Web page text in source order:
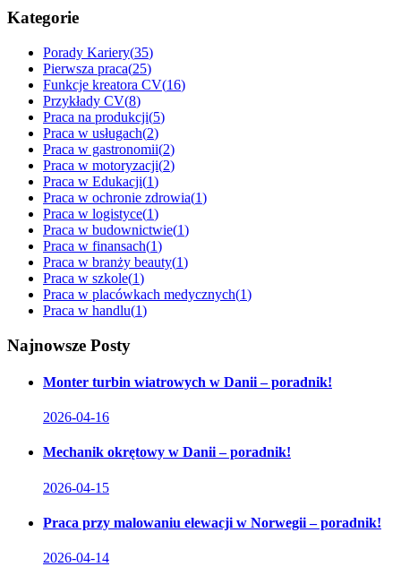
Kategorie
Porady Kariery(35)
Pierwsza praca(25)
Funkcje kreatora CV(16)
Przykłady CV(8)
Praca na produkcji(5)
Praca w usługach(2)
Praca w gastronomii(2)
Praca w motoryzacji(2)
Praca w Edukacji(1)
Praca w ochronie zdrowia(1)
Praca w logistyce(1)
Praca w budownictwie(1)
Praca w finansach(1)
Praca w branży beauty(1)
Praca w szkole(1)
Praca w placówkach medycznych(1)
Praca w handlu(1)
Najnowsze Posty
Monter turbin wiatrowych w Danii – poradnik!
2026-04-16
Mechanik okrętowy w Danii – poradnik!
2026-04-15
Praca przy malowaniu elewacji w Norwegii – poradnik!
2026-04-14